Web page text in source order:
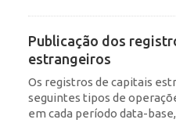
Publicação dos
estrangeiros
Os registros de capitais
seguintes tipos de
em cada período data-